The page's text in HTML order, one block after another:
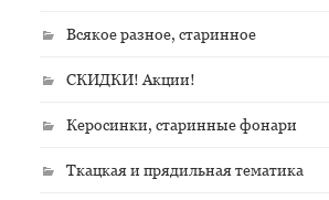
Всякое разное, старинное
СКИДКИ! Акции!
Керосинки, старинные фонари
Ткацкая и прядильная тематика